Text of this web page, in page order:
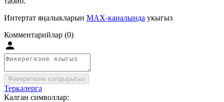
Интертат яңалыкларын MAX-каналында укыгыз
Комментарийлар (0)
Фикерегезне калдырыгыз
Теркәлергә
Калган символлар: